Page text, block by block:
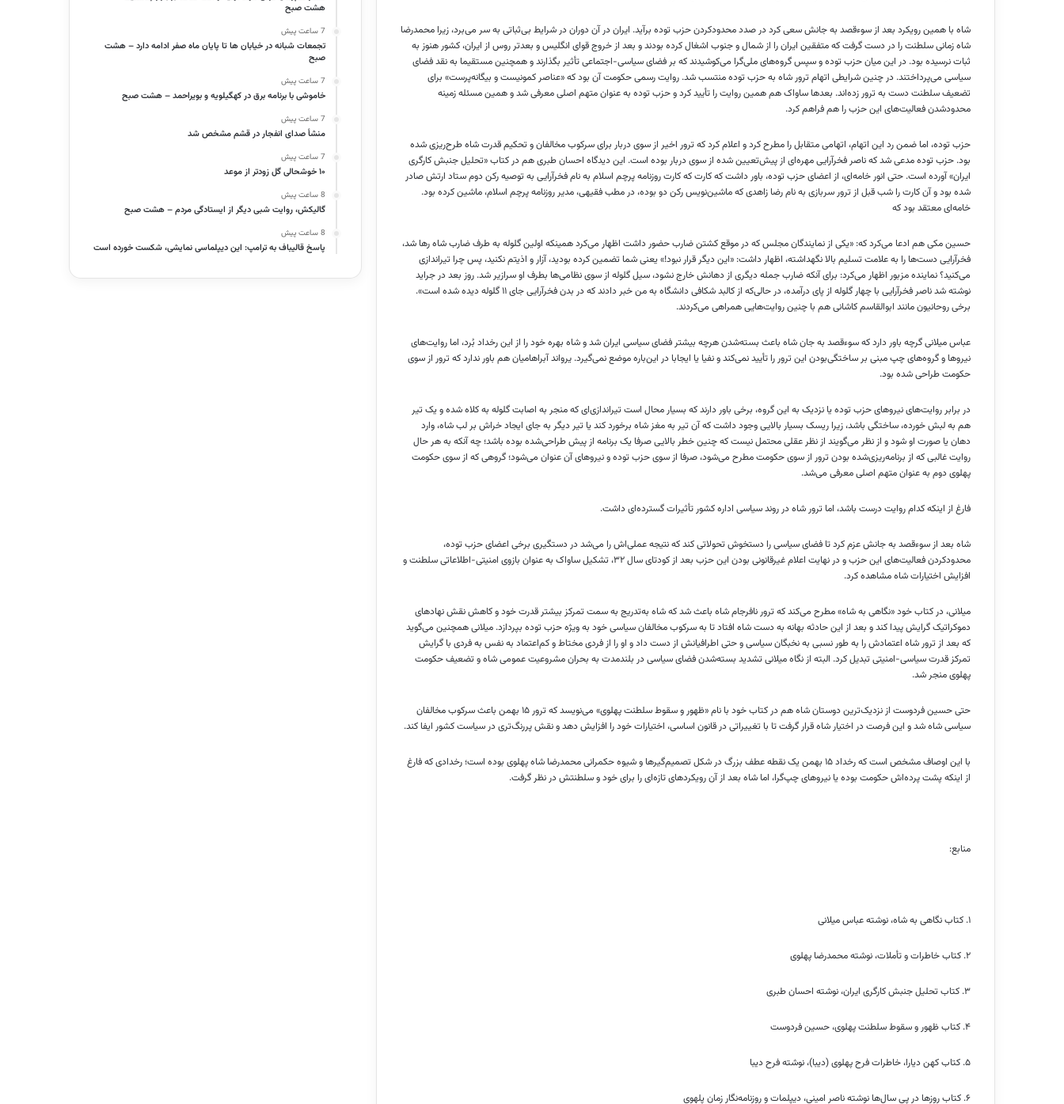
شاه با همین رویکرد بعد از سوءقصد به جانش سعی کرد در صدد محدودکردن حزب توده برآید. ایران در آن دوران در شرایط بی‌ثباتی به سر می‌برد، زیرا محمدرضا
شاه زمانی سلطنت را در دست گرفت که متفقین ایران را از شمال و جنوب اشغال کرده بودند و بعد از خروج قوای انگلیس و بعدتر روس از ایران، کشور هنوز به
ثبات نرسیده بود. در این میان حزب توده و سپس گروه‌های ملی‌گرا می‌کوشیدند که بر فضای سیاسی-اجتماعی تأثیر بگذارند و همچنین مستقیما به نقد فضای
سیاسی می‌پرداختند. در چنین شرایطی اتهام ترور شاه به حزب توده منتسب شد. روایت رسمی حکومت آن بود که «عناصر کمونیست و بیگانه‌پرست» برای
تضعیف سلطنت دست به ترور زده‌اند. بعد‌ها ساواک هم همین روایت را تأیید کرد و حزب توده به عنوان متهم اصلی معرفی شد و همین مسئله زمینه
محدودشدن فعالیت‌های این حزب را هم فراهم کرد.
حزب توده، اما ضمن رد این اتهام، اتهامی متقابل را مطرح کرد و اعلام کرد که ترور اخیر از سوی دربار برای سرکوب مخالفان و تحکیم قدرت شاه طرح‌ریزی شده
بود. حزب توده مدعی شد که ناصر فخرآرایی مهره‌ای از پیش‌تعیین شده از سوی دربار بوده است. این دیدگاه احسان طبری هم در کتاب «تحلیل جنبش کارگری
ایران» آورده است. حتی انور خامه‌ای، از اعضای حزب توده، باور داشت که کارت که کارت روزنامه پرچم اسلام به نام فخرآرایی به توصیه رکن دوم ستاد ارتش صادر
شده بود و آن کارت را شب قبل از ترور سربازی به نام رضا زاهدی که ماشین‌نویس رکن دو بوده، در مطب فقیهی، مدیر روزنامه پرچم اسلام، ماشین کرده بود.
خامه‌ای معتقد بود که
حسین مکی هم ادعا می‌کرد که: «یکی از نمایندگان مجلس که در موقع کشتن ضارب حضور داشت اظهار می‌کرد همینکه اولین گلوله به طرف ضارب شاه رها شد،
فخر‌آرایی دست‌ها را به علامت تسلیم بالا نگهداشته، اظهار داشت: «این دیگر قرار نبود!» یعنی شما تضمین کرده بودید، آزار و اذیتم نکنید، پس چرا تیراندازی
می‌کنید؟ نماینده مزبور اظهار می‌کرد: برای آنکه ضارب جمله دیگری از دهانش خارج نشود، سیل گلوله از سوی نظامی‌ها بطرف او سرازیر شد. روز بعد در جراید
نوشته شد ناصر فخرآرایی با چهار گلوله از پای درآمده، در حالی‌که از کالبد شکافی دانشگاه به من خبر دادند که در بدن فخرآرایی جای ۱۱ گلوله دیده شده است».
برخی روحانیون مانند ابوالقاسم کاشانی هم با چنین روایت‌هایی همراهی می‌کردند.
عباس میلانی گرچه باور دارد که سوءقصد به جان شاه باعث بسته‌شدن هرچه بیشتر فضای سیاسی ایران شد و شاه بهره خود را از این رخداد بُرد، اما روایت‌های
نیرو‌ها و گروه‌های چپ مبنی بر ساختگی‌بودن این ترور را تأیید نمی‌کند و نفیا یا ایجابا در این‌باره موضع نمی‌گیرد. یرواند آبراهامیان هم باور ندارد که ترور از سوی
حکومت طراحی شده بود.
در برابر روایت‌های نیرو‌های حزب توده یا نزدیک به این گروه، برخی باور دارند که بسیار محال است تیراندازی‌ای که منجر به اصابت گلوله به کلاه شده و یک تیر
هم به لبش خورده، ساختگی باشد، زیرا ریسک بسیار بالایی وجود داشت که آن تیر به مغز شاه برخورد کند یا تیر دیگر به جای ایجاد خراش بر لب شاه، وارد
دهان یا صورت او شود و از نظر می‌گویند از نظر عقلی محتمل نیست که چنین خطر بالایی صرفا یک برنامه از پیش طراحی‌شده بوده باشد؛ چه آنکه به هر حال
روایت غالبی که از برنامه‌ریزی‌شده بودن ترور از سوی حکومت مطرح می‌شود، صرفا از سوی حزب توده و نیرو‌های آن عنوان می‌شود؛ گروهی که از سوی حکومت
پهلوی دوم به عنوان متهم اصلی معرفی می‌شد.
فارغ از اینکه کدام روایت درست باشد، اما ترور شاه در روند سیاسی اداره کشور تأثیرات گسترده‌ای داشت.
شاه بعد از سوءقصد به جانش عزم کرد تا فضای سیاسی را دستخوش تحولاتی کند که نتیجه عملی‌اش را می‌شد در دستگیری برخی اعضای حزب توده،
محدودکردن فعالیت‌های این حزب و در نهایت اعلام غیرقانونی بودن این حزب بعد از کودتای سال ۳۲، تشکیل ساواک به عنوان بازوی امنیتی-اطلاعاتی سلطنت و
افزایش اختیارات شاه مشاهده کرد.
میلانی، در کتاب خود «نگاهی به شاه» مطرح می‌کند که ترور نافرجام شاه باعث شد که شاه به‌تدریج به سمت تمرکز بیشتر قدرت خود و کاهش نقش نهاد‌های
دموکراتیک گرایش پیدا کند و بعد از این حادثه بهانه به دست شاه افتاد تا به سرکوب مخالفان سیاسی خود به ویژه حزب توده بپردازد. میلانی همچنین می‌گوید
که بعد از ترور شاه اعتمادش را به طور نسبی به نخبگان سیاسی و حتی اطرافیانش از دست داد و او را از فردی مختاط و کم‌اعتماد به نفس به فردی با گرایش
تمرکز قدرت سیاسی-امنیتی تبدیل کرد. البته از نگاه میلانی تشدید بسته‌شدن فضای سیاسی در بلندمدت به بحران مشروعیت عمومی شاه و تضعیف حکومت
پهلوی منجر شد.
حتی حسین فردوست از نزدیک‌ترین دوستان شاه هم در کتاب خود با نام «ظهور و سقوط سلطنت پهلوی» می‌نویسد که ترور ۱۵ بهمن باعث سرکوب مخالفان
سیاسی شاه شد و این فرصت در اختیار شاه قرار گرفت تا با تغییراتی در قانون اساسی، اختیارات خود را افزایش دهد و نقش پررنگ‌تری در سیاست کشور ایفا کند.
با این اوصاف مشخص است که رخداد ۱۵ بهمن یک نقطه عطف بزرگ در شکل تصمیم‌گیر‌ها و شیوه حکمرانی محمدرضا شاه پهلوی بوده است؛ رخدادی که فارغ
از اینکه پشت پرده‌اش حکومت بوده یا نیرو‌های چپ‌گرا، اما شاه بعد از آن رویکرد‌های تازه‌ای را برای خود و سلطنتش در نظر گرفت.
منابع:
۱. کتاب نگاهی به شاه، نوشته عباس میلانی
۲. کتاب خاطرات و تأملات، نوشته محمدرضا پهلوی
۳. کتاب تحلیل جنبش کارگری ایران، نوشته احسان طبری
۴. کتاب ظهور و سقوط سلطنت پهلوی، حسین فردوست
۵. کتاب کهن دیارا، خاطرات فرح پهلوی (دیبا)، نوشته فرح دیبا
۶. کتاب روز‌ها در پی سال‌ها نوشته ناصر امینی، دیپلمات و روزنامه‌نگار زمان پلهوی
هشت صبح
7 ساعت پیش
تجمعات شبانه در خیابان ها تا پایان ماه صفر ادامه دارد – هشت
صبح
7 ساعت پیش
خاموشی با برنامه برق در کهگیلویه و بویراحمد – هشت صبح
7 ساعت پیش
منشأ صدای انفجار در قشم مشخص شد
7 ساعت پیش
۱۰ خوشحالی گل زودتر از موعد
8 ساعت پیش
گالیکش، روایت شبی دیگر از ایستادگی مردم – هشت صبح
8 ساعت پیش
پاسخ قالیباف به ترامپ: این دیپلماسی نمایشی، شکست خورده است